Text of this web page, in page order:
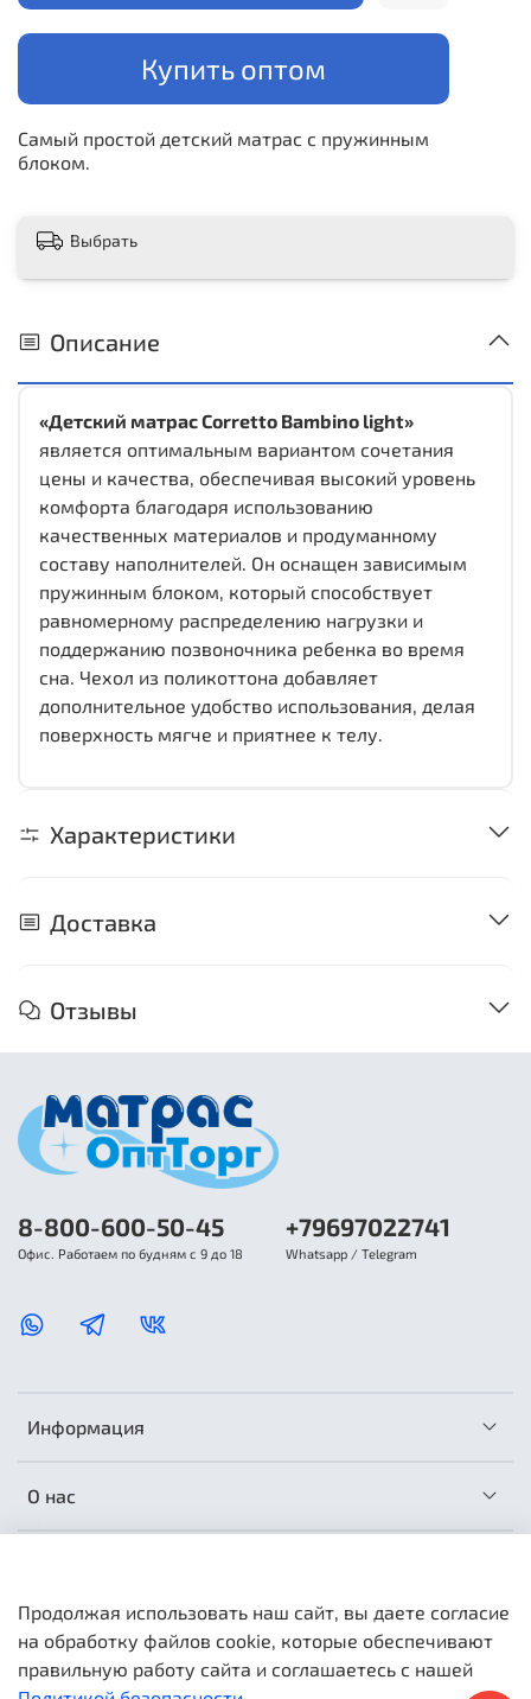
Купить оптом
Самый простой детский матрас с пружинным
блоком.
Выбрать
Описание
«Детский матрас Corretto Bambino light»
является оптимальным вариантом сочетания
цены и качества, обеспечивая высокий уровень
комфорта благодаря использованию
качественных материалов и продуманному
составу наполнителей. Он оснащен зависимым
пружинным блоком, который способствует
равномерному распределению нагрузки и
поддержанию позвоночника ребенка во время
сна. Чехол из поликоттона добавляет
дополнительное удобство использования, делая
поверхность мягче и приятнее к телу.
Характеристики
Доставка
Отзывы
Информация
О нас
8-800-600-50-45
Офис. Работаем по будням с 9 до 18
+79697022741
Whatsapp / Telegram
Продолжая использовать наш сайт, вы даете согласие
на обработку файлов cookie, которые обеспечивают
правильную работу сайта и соглашаетесь с нашей